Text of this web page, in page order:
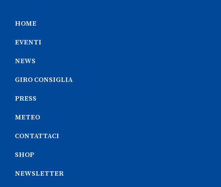
HOME
EVENTI
NEWS
GIRO CONSIGLIA
PRESS
METEO
CONTATTACI
SHOP
NEWSLETTER